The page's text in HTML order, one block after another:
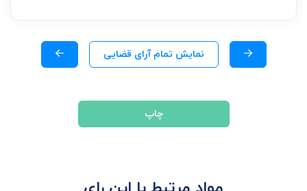
نمایش تمام آرای قضایی
چاپ